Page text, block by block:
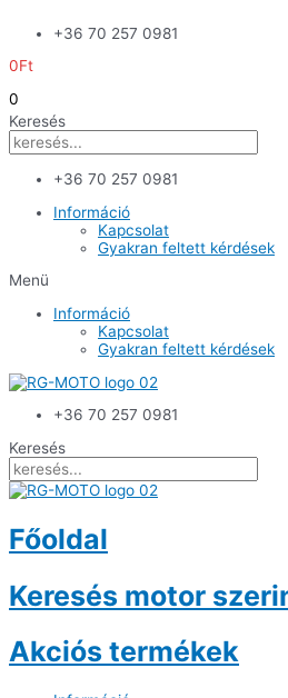
+36 70 257 0981
0Ft
0
Keresés
+36 70 257 0981
Információ
Kapcsolat
Gyakran feltett kérdések
Menü
Információ
Kapcsolat
Gyakran feltett kérdések
+36 70 257 0981
Keresés
Főoldal
Keresés motor
Akciós termékek